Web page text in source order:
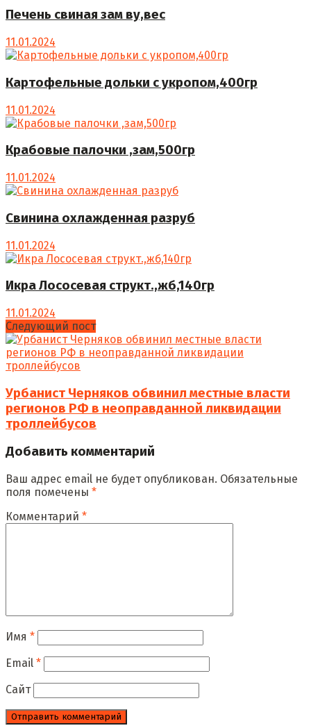
Печень свиная зам ву,вес
11.01.2024
Картофельные дольки с укропом,400гр
11.01.2024
Крабовые палочки ,зам,500гр
11.01.2024
Свинина охлажденная разруб
11.01.2024
Икра Лососевая структ.,жб,140гр
11.01.2024
Следующий пост
Урбанист Черняков обвинил местные власти
регионов РФ в неоправданной ликвидации
троллейбусов
Добавить комментарий
Ваш адрес email не будет опубликован. Обязательные
поля помечены *
Комментарий *
Имя *
Email *
Сайт